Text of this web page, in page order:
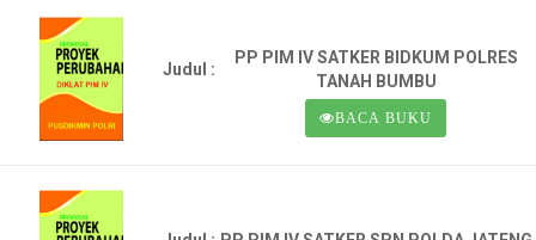
Judul :
PP PIM IV SATKER BIDKUM POLRES
TANAH BUMBU
BACA BUKU